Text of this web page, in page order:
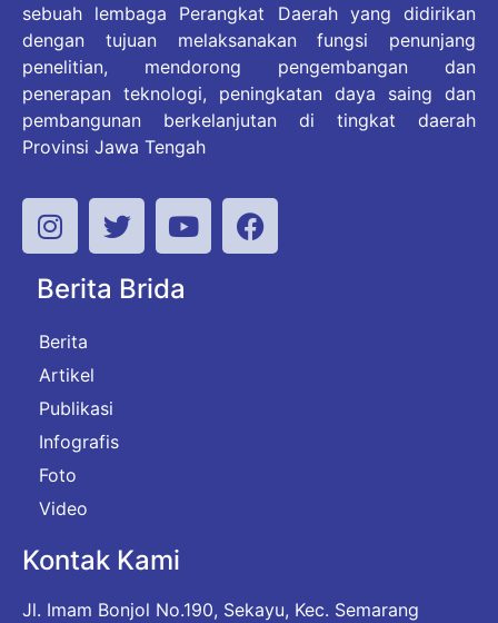
sebuah lembaga Perangkat Daerah yang didirikan
dengan tujuan melaksanakan fungsi penunjang
penelitian, mendorong pengembangan dan
penerapan teknologi, peningkatan daya saing dan
pembangunan berkelanjutan di tingkat daerah
Provinsi Jawa Tengah
Berita Brida
Berita
Artikel
Publikasi
Infografis
Foto
Video
Kontak Kami
Jl. Imam Bonjol No.190, Sekayu, Kec. Semarang